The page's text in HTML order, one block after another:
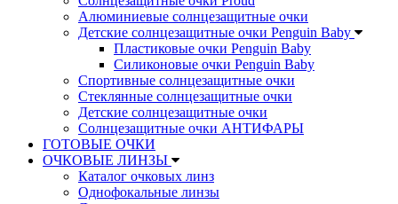
Алюминиевые солнцезащитные очки
Детские солнцезащитные очки Penguin Baby
Пластиковые очки Penguin Baby
Силиконовые очки Penguin Baby
Спортивные солнцезащитные очки
Стеклянные солнцезащитные очки
Детские солнцезащитные очки
Солнцезащитные очки АНТИФАРЫ
ГОТОВЫЕ ОЧКИ
ОЧКОВЫЕ ЛИНЗЫ
Каталог очковых линз
Однофокальные линзы